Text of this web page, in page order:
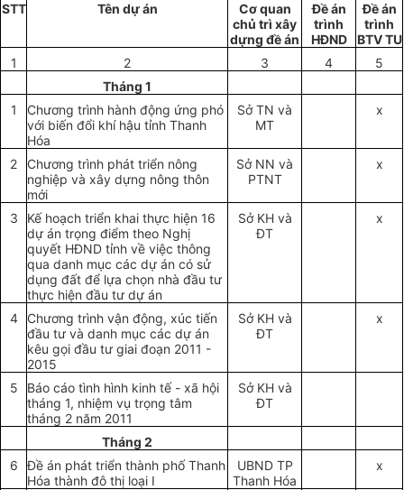
STT Tên dự án
Cơ quan
chủ trì xây
dựng đề án
Đề án
trình
HĐND
Đề án
trình
BTV TU
1
2 3 4
5
Tháng 1
1
Chương trình hành động ứng phó
với biến đổi khí hậu tỉnh Thanh
Hóa
SởTN và
MT
x
2
Chương trình phát triển nông
nghiệp và xây dựng nông thôn
mới
Sở NN và
PTNT
x
3
Kế hoạch triển khai thực hiện 16
dự án trọng điểm theo Nghị
quyết HĐND tỉnh về việc thông
qua danh mục các dự án có sử
dụng đất để lựa chọn nhà đầu tư
thực hiện đầu tư dự án
Sở KHvà
ĐT
x
4
Chương trình vận động, xúc tiến
đầu tư và danh mục các dự án
kêu gọi đầu tư giai đoạn 2011 -
2015
Sở KHvà
ĐT
x
5
Báo cáo tình hình kinh tế - xã hội
tháng 1, nhiệm vụ trọng tâm
tháng 2 năm 2011
Sở KHvà
ĐT
Tháng 2
6
Đề án phát triển thành phố Thanh
Hóa thành đô thị loại I
UBND TP
Thanh Hóa
x